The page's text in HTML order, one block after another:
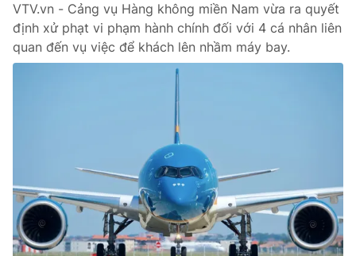
VTV.vn - Cảng vụ Hàng không miền Nam vừa ra quyết
định xử phạt vi phạm hành chính đối với 4 cá nhân liên
quan đến vụ việc để khách lên nhầm máy bay.